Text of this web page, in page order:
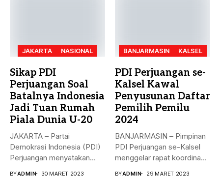
JAKARTA NASIONAL
Sikap PDI
Perjuangan Soal
Batalnya Indonesia
Jadi Tuan Rumah
Piala Dunia U-20
JAKARTA – Partai
Demokrasi Indonesia (PDI)
Perjuangan menyatakan
BYADMIN 30 MARET 2023
BANJARMASIN KALSEL
PDI Perjuangan se-
Kalsel Kawal
Penyusunan Daftar
Pemilih Pemilu
2024
BANJARMASIN – Pimpinan
PDI Perjuangan se-Kalsel
menggelar rapat koordinasi
BYADMIN 29 MARET 2023